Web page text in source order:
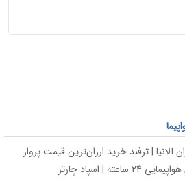
آلانیا | ترفند خرید ارزان‌ترین قیمت پرواز
| اسپاد چارتر